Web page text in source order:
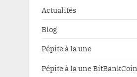
Actualités
Blog
Pépite à la une
Pépite à la une BitBankCoin